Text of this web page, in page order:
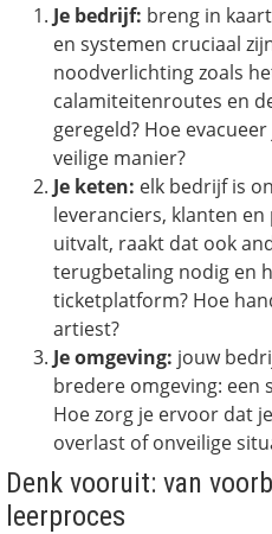
Je bedrijf: breng in
en systemen cruciaal
noodverlichting zoals
calamiteitenroutes en
geregeld? Hoe
veilige manier?
Je keten: elk bedrijf is
leveranciers, klanten
uitvalt, raakt dat ook
terugbetaling nodig en
ticketplatform? Hoe
artiest?
Je omgeving: jouw
bredere omgeving: een
Hoe zorg je ervoor dat
overlast of onveilige
Denk vooruit: van
leerproces